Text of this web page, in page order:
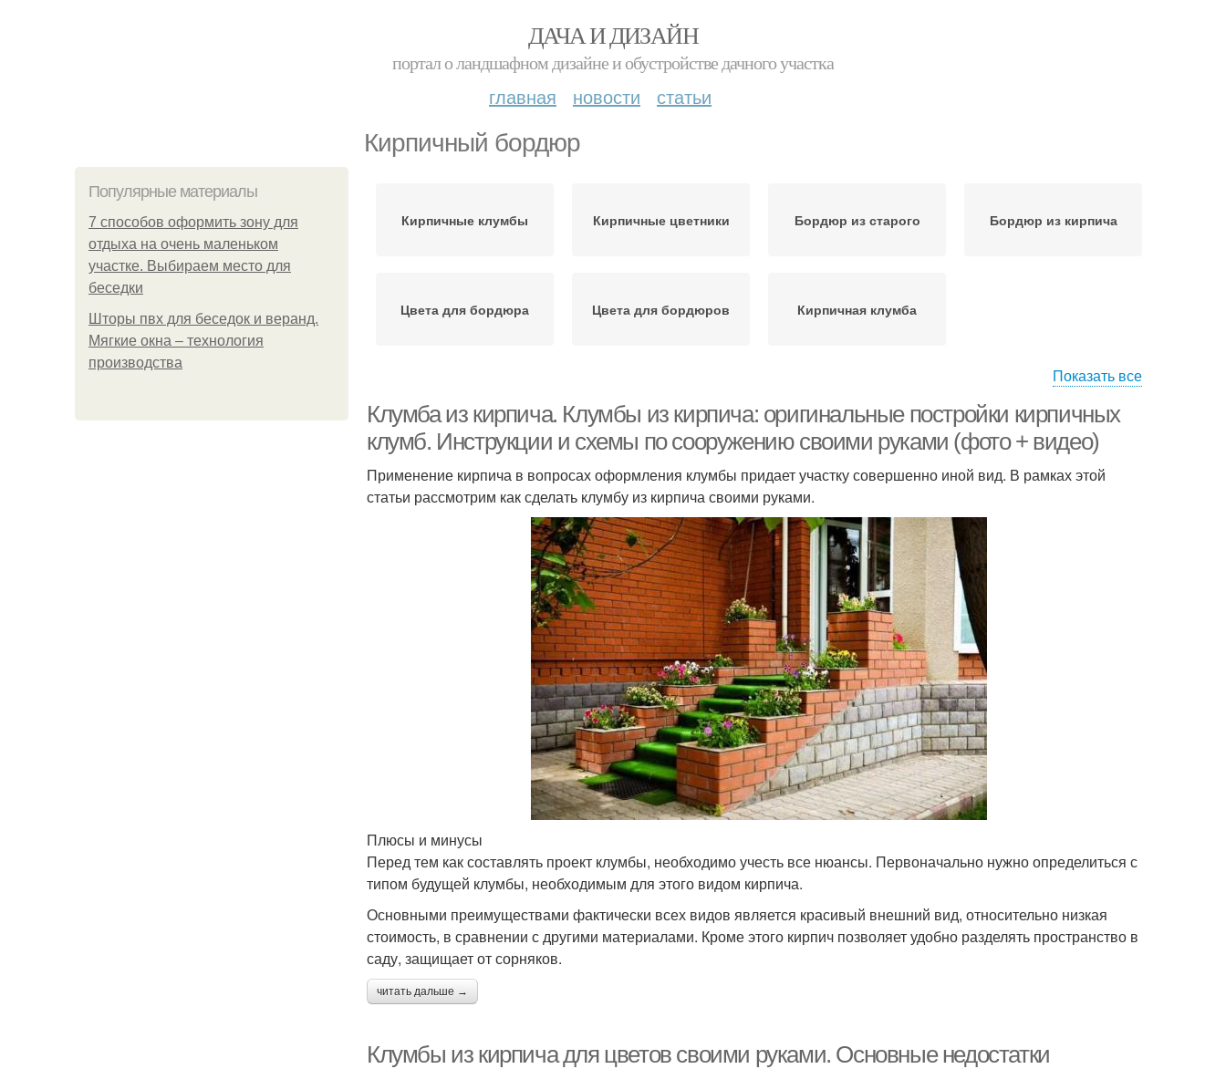
ДАЧА И ДИЗАЙН
портал о ландшафном дизайне и обустройстве дачного участка
главная новости статьи
Кирпичный бордюр
Популярные материалы
7 способов оформить зону для
отдыха на очень маленьком
участке. Выбираем место для
беседки
Шторы пвх для беседок и веранд.
Мягкие окна – технология
производства
Кирпичные клумбы Кирпичные цветники Бордюр из старого Бордюр из кирпича
Цвета для бордюра Цвета для бордюров Кирпичная клумба
Показать все
Клумба из кирпича. Клумбы из кирпича: оригинальные постройки кирпичных
клумб. Инструкции и схемы по сооружению своими руками (фото + видео)
Применение кирпича в вопросах оформления клумбы придает участку совершенно иной вид. В рамках этой
статьи рассмотрим как сделать клумбу из кирпича своими руками.
Плюсы и минусы
Перед тем как составлять проект клумбы, необходимо учесть все нюансы. Первоначально нужно определиться с
типом будущей клумбы, необходимым для этого видом кирпича.
Основными преимуществами фактически всех видов является красивый внешний вид, относительно низкая
стоимость, в сравнении с другими материалами. Кроме этого кирпич позволяет удобно разделять пространство в
саду, защищает от сорняков.
читать дальше →
Клумбы из кирпича для цветов своими руками. Основные недостатки